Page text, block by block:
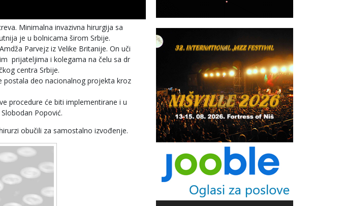
Minimalna invazivna hirurgija sa
je u bolnicama širom Srbije.
Parvejz iz Velike Britanije. On uči
prijateljima i kolegama na čelu sa dr
centra Srbije.
postala deo nacionalnog projekta kroz
procedure će biti implementirane i u
Popović.
obučili za samostalno izvođenje.